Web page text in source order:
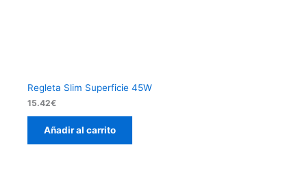
Regleta Slim Superficie 45W
15.42€
Añadir al carrito